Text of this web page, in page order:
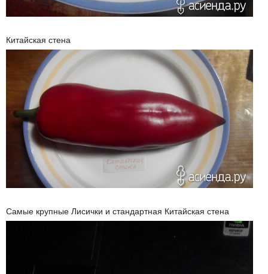
Китайская стена
Самые крупные Лисички и стандартная Китайская стена